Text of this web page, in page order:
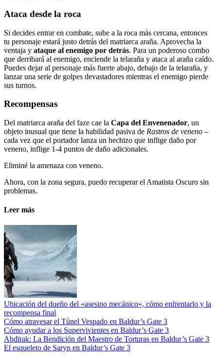
Ataca desde la roca
Si decides entrar en combate, sube a la roca más cercana, entonces
tu personaje estará justo detrás del matriarca araña. Aprovecha la
ventaja y ataque al enemigo por detrás. Para un poderoso combo
que derribará al enemigo, enciende la telaraña y ataca al araña caído.
Puedes dejar al personaje más fuerte abajo, debajo de la telaraña, y
lanzar una serie de golpes devastadores mientras el enemigo pierde
sus turnos.
Recompensas
Del matriarca araña del faze cae la Capa del Envenenador, un
objeto inusual que tiene la habilidad pasiva de Rastros de veneno –
cada vez que el portador lanza un hechizo que inflige daño por
veneno, inflige 1-4 puntos de daño adicionales.
Eliminé la amenaza con veneno.
Ahora, con la zona segura, puedo recuperar el Amatista Oscuro sin
problemas.
Leer más
Ubicación del dueño del «asesino mecánico», cómo enfrentarlo y la
recompensa final
Cómo atravesar el Túnel Vespado en Baldur’s Gate 3
Cómo ayudar a los Supervivientes en Baldur’s Gate 3
Abdïrak: La Bendición del Maestro de Torturas en Baldur’s Gate 3
El esqueleto de Saryn en Baldur’s Gate 3